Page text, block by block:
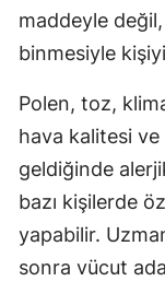
maddeyle
binmesiyle
Polen, toz,
hava kalitesi
geldiğinde
bazı kişilerde
yapabilir.
sonra vücut